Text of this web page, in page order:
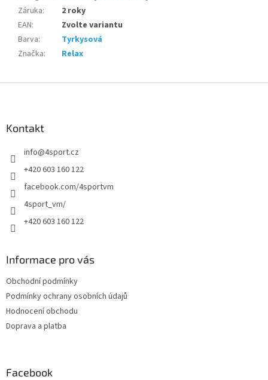
Záruka:
2 roky
EAN:
Zvolte variantu
Barva:
Tyrkysová
Značka: Relax
Kontakt
info@4sport.cz
+420 603 160 122
facebook.com/4sportvm
4sport_vm/
+420 603 160 122
Informace pro vás
Obchodní podmínky
Podmínky ochrany osobních údajů
Hodnocení obchodu
Doprava a platba
Facebook